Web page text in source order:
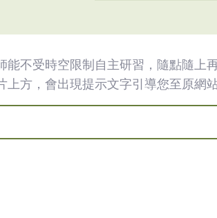
不受時空限制自主研習，隨點隨
方，會出現提示文字引導您至原網站